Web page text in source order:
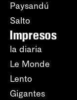
Paysandú
Salto
Impresos
la diaria
Le Monde
Lento
Gigantes